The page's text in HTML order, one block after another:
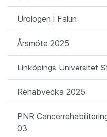
Urologen i Falun
Årsmöte 2025
Linköpings Universitet
Rehabvecka 2025
PNR
03